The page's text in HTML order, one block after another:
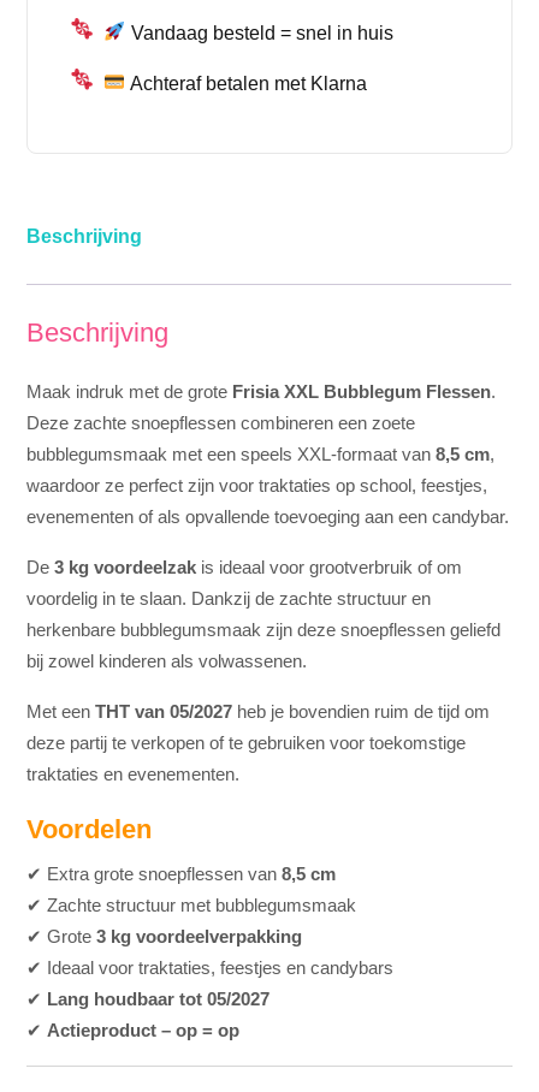
Vandaag besteld = snel in huis
Achteraf betalen met Klarna
Beschrijving
Beschrijving
Maak indruk met de grote Frisia XXL Bubblegum Flessen.
Deze zachte snoepflessen combineren een zoete
bubblegumsmaak met een speels XXL-formaat van8,5 cm,
waardoor ze perfect zijn voor traktaties op school, feestjes,
evenementen of als opvallende toevoeging aan een candybar.
De3 kg voordeelzak is ideaal voor grootverbruik of om
voordelig in te slaan. Dankzij de zachte structuur en
herkenbare bubblegumsmaak zijn deze snoepflessen geliefd
bij zowel kinderen als volwassenen.
Met eenTHT van 05/2027 heb je bovendien ruim de tijd om
deze partij te verkopen of te gebruiken voor toekomstige
traktaties en evenementen.
Voordelen
✔ Extra grote snoepflessen van8,5 cm
✔ Zachte structuur met bubblegumsmaak
✔ Grote3 kg voordeelverpakking
✔ Ideaal voor traktaties, feestjes en candybars
✔ Lang houdbaar tot 05/2027
✔ Actieproduct – op = op